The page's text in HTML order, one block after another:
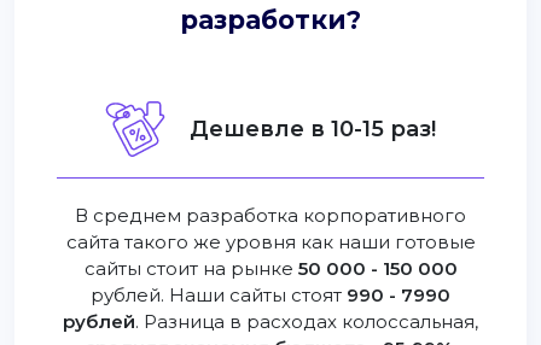
разработки?
Дешевле в 10-15 раз!
В среднем разработка корпоративного
сайта такого же уровня как наши готовые
сайты стоит на рынке 50 000 - 150 000
рублей. Наши сайты стоят 990 - 7990
рублей. Разница в расходах колоссальная,